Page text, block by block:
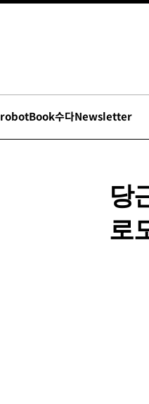
robotBook수다Newsletter
당
로